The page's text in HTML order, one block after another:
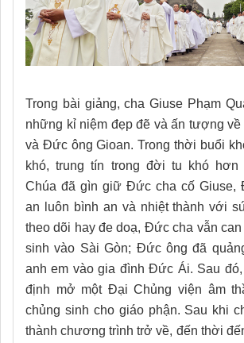
Trong bài giảng, cha Giuse Phạm
những kỉ niệm đẹp đẽ và ấn tượng
và Đức ông Gioan. Trong thời buổi
khó, trung tín trong đời tu khó hơn
Chúa đã gìn giữ Đức cha cố Giuse,
an luôn bình an và nhiệt thành với
theo dõi hay đe doạ, Đức cha vẫn
sinh vào Sài Gòn; Đức ông đã
anh em vào gia đình Đức Ái. Sau
định mở một Đại Chủng viện âm
chủng sinh cho giáo phận. Sau khi
thành chương trình trở về, đến thời